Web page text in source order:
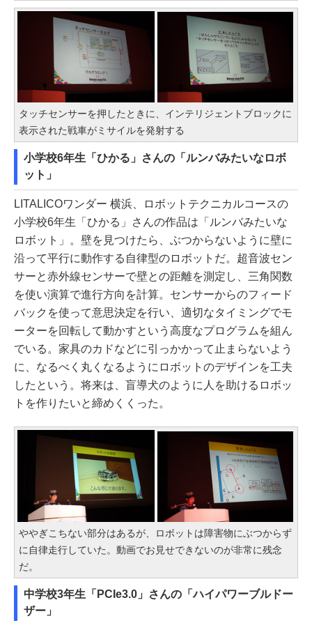
タッチセンサーを押したときに、インテリジェントブロックに
表示された戦車がミサイルを発射する
小学校6年生「ひかる」さんの「ルンバみたいなロボ
ット」
LITALICOワンダー 横浜、ロボットテクニカルコースの
小学校6年生「ひかる」さんの作品は「ルンバみたいな
ロボット」。壁を見つけたら、ぶつからないように壁に
沿って平行に動作する自律型のロボットだ。超音波セン
サーと赤外線センサーで壁との距離を測定し、三角関数
を使い演算で進行方向を計算。センサーからのフィード
バックを使って意思決定を行い、適切なタイミングでモ
ーターを回転して動かすという高度なプログラムを組ん
でいる。家具のカドなどに引っかかって止まらないよう
に、なるべく丸くなるようにロボットのデザインを工夫
したという。将来は、盲導犬のように人を助けるロボッ
トを作りたいと締めくくった。
ややぎこちない部分はあるが、ロボットは障害物にぶつからず
に自律走行していた。動画でお見せできないのが非常に残念
だ。
中学校3年生「PCIe3.0」さんの「ハイパワーブルドー
ザー」